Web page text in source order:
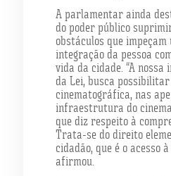
A parlamentar ainda
do poder público
obstáculos que
integração da pessoa
vida da cidade. “A
da Lei, busca
cinematográfica, nas
infraestrutura do
que diz respeito à
Trata-se do direito
cidadão, que é o acesso
afirmou.